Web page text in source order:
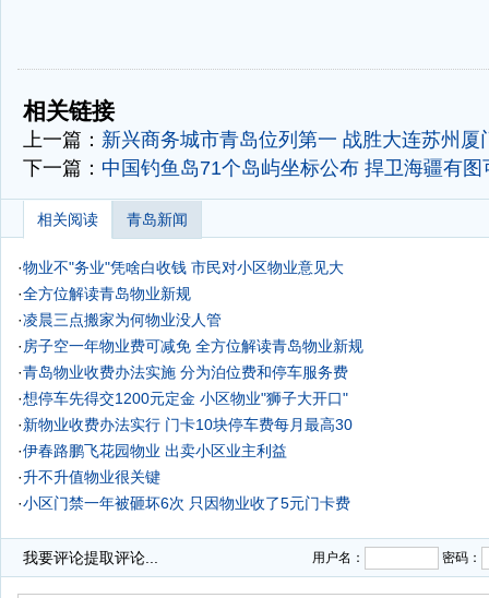
-
相关链接
上一篇： 新兴商务城市青岛位列第一 战胜大连苏州厦
下一篇： 中国钓鱼岛71个岛屿坐标公布 捍卫海疆有图
相关阅读 青岛新闻
·物业不"务业"凭啥白收钱 市民对小区物业意见大
·全方位解读青岛物业新规
·凌晨三点搬家为何物业没人管
· 房子空一年物业费可减免 全方位解读青岛物业新规
·青岛物业收费办法实施 分为泊位费和停车服务费
·想停车先得交1200元定金 小区物业"狮子大开口"
·新物业收费办法实行 门卡10块停车费每月最高30
·伊春路鹏飞花园物业 出卖小区业主利益
·升不升值物业很关键
·小区门禁一年被砸坏6次 只因物业收了5元门卡费
我要评论提取评论... 用户名： 密码：